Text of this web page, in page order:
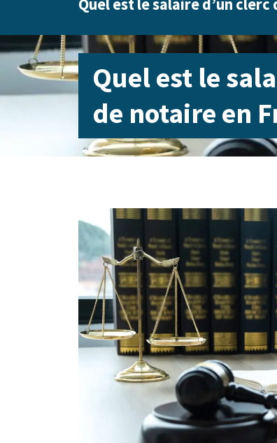
Quel est le salaire d’un clerc
Quel est le
de notaire en